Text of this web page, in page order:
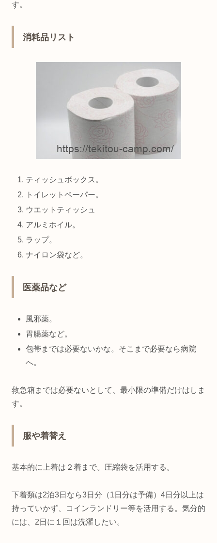
す。
消耗品リスト
ティッシュボックス。
トイレットペーパー。
ウエットティッシュ
アルミホイル。
ラップ。
ナイロン袋など。
医薬品など
風邪薬。
胃腸薬など。
包帯までは必要ないかな。そこまで必要なら病院
へ。
救急箱までは必要ないとして、最小限の準備だけはしま
す。
服や着替え
基本的に上着は２着まで。圧縮袋を活用する。
下着類は2泊3日なら3日分（1日分は予備）4日分以上は
持っていかず、コインランドリー等を活用する。気分的
には、2日に１回は洗濯したい。